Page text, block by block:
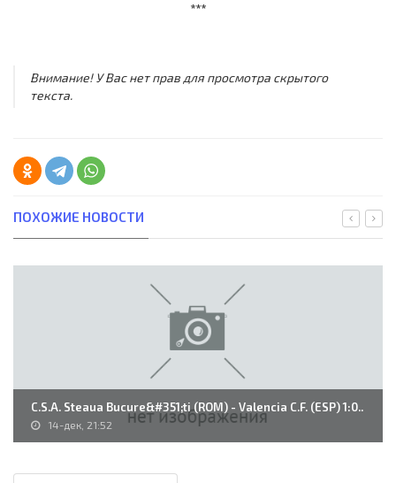
***
Внимание! У Вас нет прав для просмотра скрытого
текста.
ПОХОЖИЕ НОВОСТИ
C.S.A. Steaua Bucure&#351;ti (ROM) - Valencia C.F. (ESP) 1:0..
14-дек, 21:52